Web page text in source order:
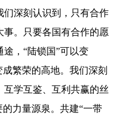
们深刻认识到，只有合作
。只要各国有合作的愿
，“陆锁国”可以变
繁荣的高地。我们深刻
学互鉴、互利共赢的丝
力量源泉。共建“一带